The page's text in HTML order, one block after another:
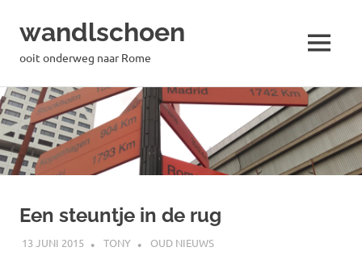
Naar
de
inhoud
springen
wandlschoen
ooit onderweg naar Rome MENU
Een steuntje in de rug
13 JUNI 2015 TONY OUD NIEUWS